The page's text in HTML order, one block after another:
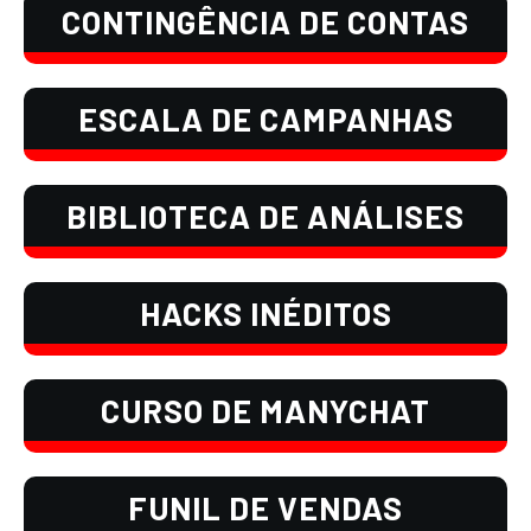
CONTINGÊNCIA DE CONTAS
ESCALA DE CAMPANHAS
BIBLIOTECA DE ANÁLISES
HACKS INÉDITOS
CURSO DE MANYCHAT
FUNIL DE VENDAS